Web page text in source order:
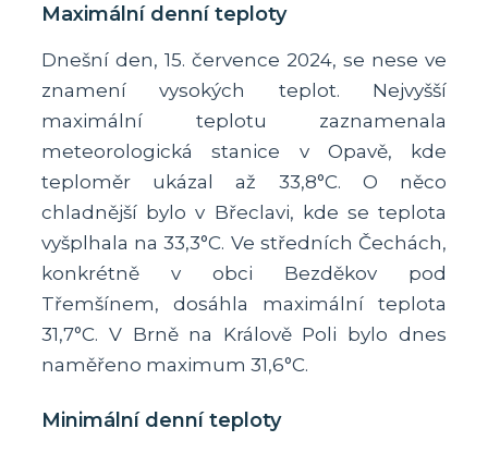
Maximální denní teploty
Dnešní den, 15. července 2024, se nese ve
znamení vysokých teplot. Nejvyšší
maximální teplotu zaznamenala
meteorologická stanice v Opavě, kde
teploměr ukázal až 33,8°C. O něco
chladnější bylo v Břeclavi, kde se teplota
vyšplhala na 33,3°C. Ve středních Čechách,
konkrétně v obci Bezděkov pod
Třemšínem, dosáhla maximální teplota
31,7°C. V Brně na Králově Poli bylo dnes
naměřeno maximum 31,6°C.
Minimální denní teploty